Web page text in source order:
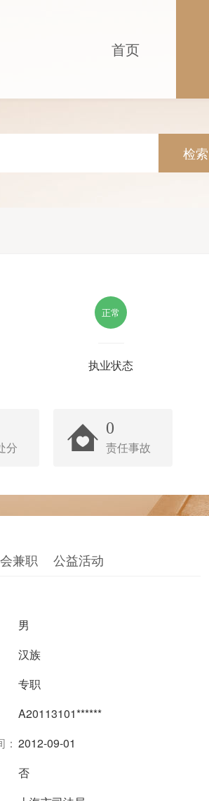
首页
检索
正常
执业状态
分
0
责任事故
兼职 公益活动
男
汉族
专职
A20113101******
2012-09-01
否